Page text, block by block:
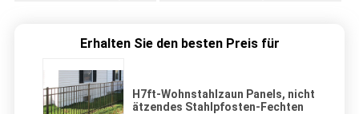
Erhalten Sie den besten Preis für
H7ft-Wohnstahlzaun Panels, nicht
ätzendes Stahlpfosten-Fechten